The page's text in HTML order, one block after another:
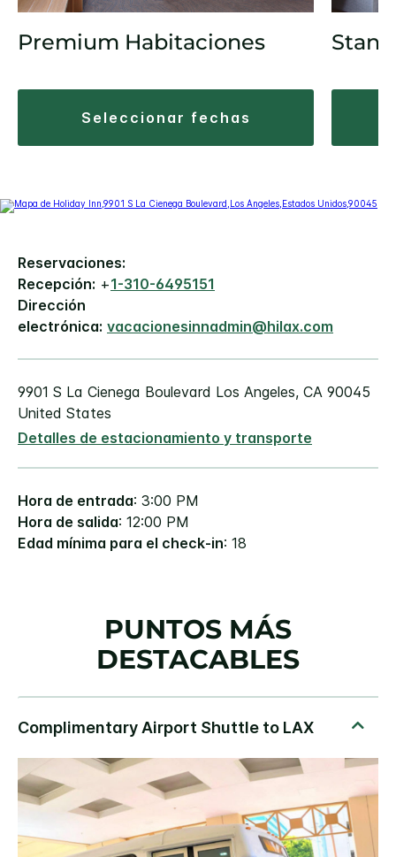
Premium Habitaciones
seleccionar fechas
Reservaciones:
Recepción: +1-310-6495151
Dirección
electrónica: vacacionesinnadmin@hilax.com
9901 S La Cienega Boulevard Los Angeles, CA 90045
United States
Detalles de estacionamiento y transporte
Hora de entrada: 3:00 PM
Hora de salida: 12:00 PM
Edad mínima para el check-in: 18
PUNTOS MÁS
DESTACABLES